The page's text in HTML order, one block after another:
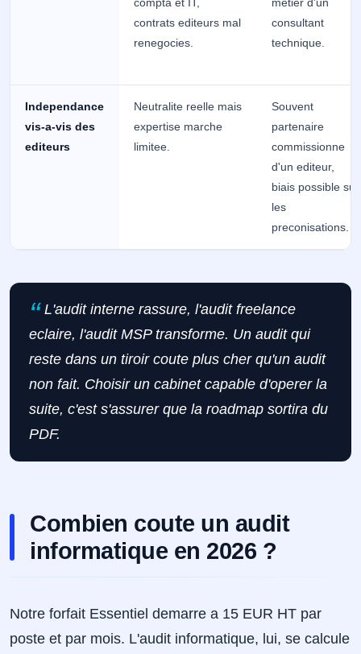
contrats editeurs mal
renegocies.
consultant
technique.
Independance
vis-a-vis des
editeurs
Neutralite reelle mais
expertise marche
limitee.
Souvent
partenaire
commissionne
d'un editeur,
biais possible sur
les
preconisations.
L'audit interne rassure, l'audit freelance
eclaire, l'audit MSP transforme. Un audit qui
reste dans un tiroir coute plus cher qu'un audit
non fait. Choisir un cabinet capable d'operer la
suite, c'est s'assurer que la roadmap sortira du
PDF.
Combien coute un audit
informatique en 2026 ?
Notre forfait Essentiel demarre a 15 EUR HT par
poste et par mois. L'audit informatique, lui, se calcule